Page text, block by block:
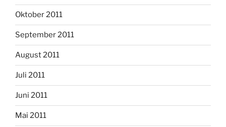
Oktober 2011
September 2011
August 2011
Juli 2011
Juni 2011
Mai 2011